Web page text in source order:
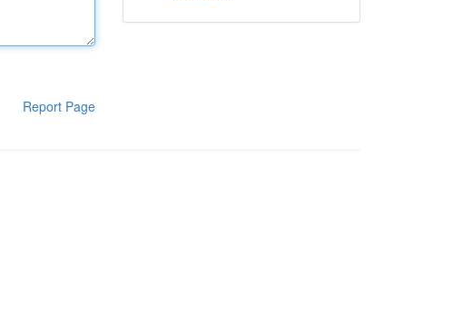
Report Page